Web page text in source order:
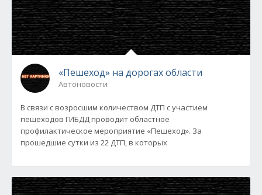
«Пешеход» на дорогах области
Автоновости
В связи с возросшим количеством ДТП с участием
пешеходов ГИБДД проводит областное
профилактическое мероприятие «Пешеход». За
прошедшие сутки из 22 ДТП, в которых